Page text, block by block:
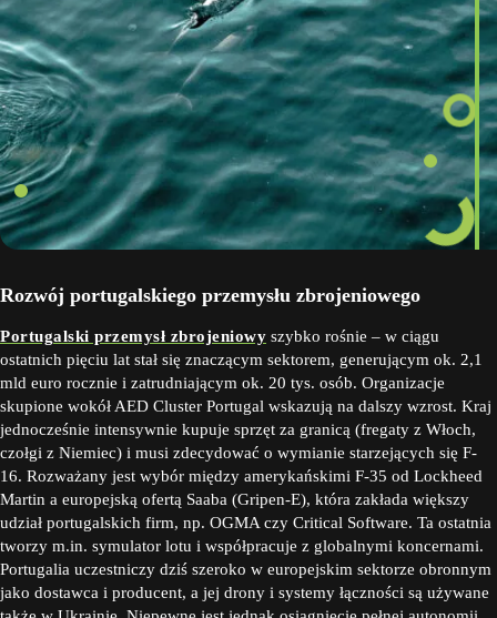
Rozwój portugalskiego przemysłu zbrojeniowego
Portugalski przemysł zbrojeniowy szybko rośnie – w ciągu
ostatnich pięciu lat stał się znaczącym sektorem, generującym ok. 2,1
mld euro rocznie i zatrudniającym ok. 20 tys. osób. Organizacje
skupione wokół AED Cluster Portugal wskazują na dalszy wzrost. Kraj
jednocześnie intensywnie kupuje sprzęt za granicą (fregaty z Włoch,
czołgi z Niemiec) i musi zdecydować o wymianie starzejących się F-
16. Rozważany jest wybór między amerykańskimi F-35 od Lockheed
Martin a europejską ofertą Saaba (Gripen-E), która zakłada większy
udział portugalskich firm, np. OGMA czy Critical Software. Ta ostatnia
tworzy m.in. symulator lotu i współpracuje z globalnymi koncernami.
Portugalia uczestniczy dziś szeroko w europejskim sektorze obronnym
jako dostawca i producent, a jej drony i systemy łączności są używane